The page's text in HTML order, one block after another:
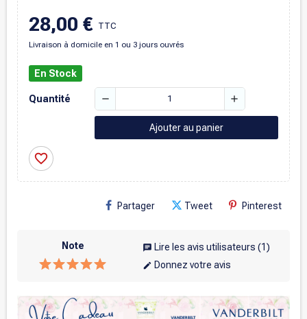
28,00 € TTC
Livraison à domicile en 1 ou 3 jours ouvrés
En Stock
Quantité remove add
Ajouter au panier
favorite_border
Partager Tweet Pinterest
Note chat Lire les avis utilisateurs (1)
edit Donnez votre avis